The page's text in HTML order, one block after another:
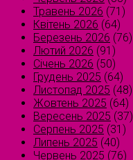
Травень 2026 (71)
Квітень 2026 (64)
Березень 2026 (76)
Лютий 2026 (91)
Січень 2026 (50)
Грудень 2025 (64)
Листопад 2025 (48)
Жовтень 2025 (64)
Вересень 2025 (37)
Серпень 2025 (31)
Липень 2025 (40)
Червень 2025 (76)